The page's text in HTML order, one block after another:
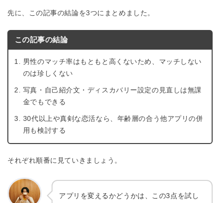
先に、この記事の結論を3つにまとめました。
この記事の結論
男性のマッチ率はもともと高くないため、マッチしない
のは珍しくない
写真・自己紹介文・ディスカバリー設定の見直しは無課
金でもできる
30代以上や真剣な恋活なら、年齢層の合う他アプリの併
用も検討する
それぞれ順番に見ていきましょう。
アプリを変えるかどうかは、この3点を試し